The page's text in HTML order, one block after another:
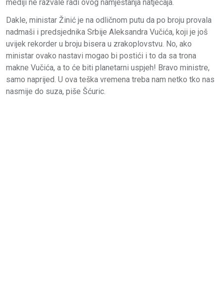
mediji ne razvale radi ovog namještanja natječaja.
Dakle, ministar Žinić je na odličnom putu da po broju provala
nadmaši i predsjednika Srbije Aleksandra Vučića, koji je još
uvijek rekorder u broju bisera u zrakoplovstvu. No, ako
ministar ovako nastavi mogao bi postići i to da sa trona
makne Vučića, a to će biti planetarni uspjeh! Bravo ministre,
samo naprijed. U ova teška vremena treba nam netko tko nas
nasmije do suza, piše Šćuric.